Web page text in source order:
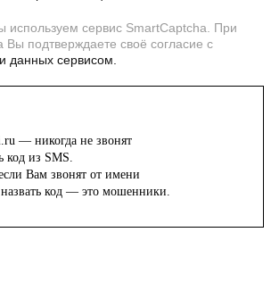
используем сервис SmartCaptcha. При
Вы подтверждаете своё согласие с
данных сервисом.
— никогда не звонят
код из SMS.
Вам звонят от имени
код — это мошенники.